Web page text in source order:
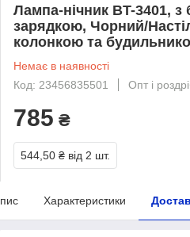
Лампа-нічник BT-3401,
зарядкою, Чорний/
колонкою та
Немає в наявності
Код: 23456835501
Опт і
785 ₴
544,50 ₴ від 2 шт.
Характеристики